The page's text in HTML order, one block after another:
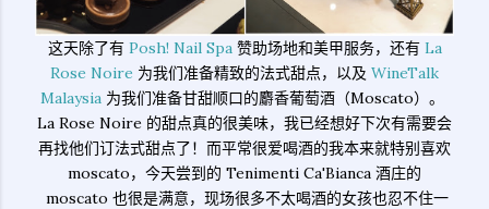
这天除了有 Posh! Nail Spa赞助场地和美甲服务，还有 La
Rose Noire 为我们准备精致的法式甜点，以及 WineTalk
Malaysia 为我们准备甘甜顺口的麝香葡萄酒（Moscato）。
La Rose Noire 的甜点真的很美味，我已经想好下次有需要会
再找他们订法式甜点了！而平常很爱喝酒的我本来就特别喜欢
moscato，今天尝到的 Tenimenti Ca'Bianca 酒庄的
moscato 也很是满意，现场很多不太喝酒的女孩也忍不住一